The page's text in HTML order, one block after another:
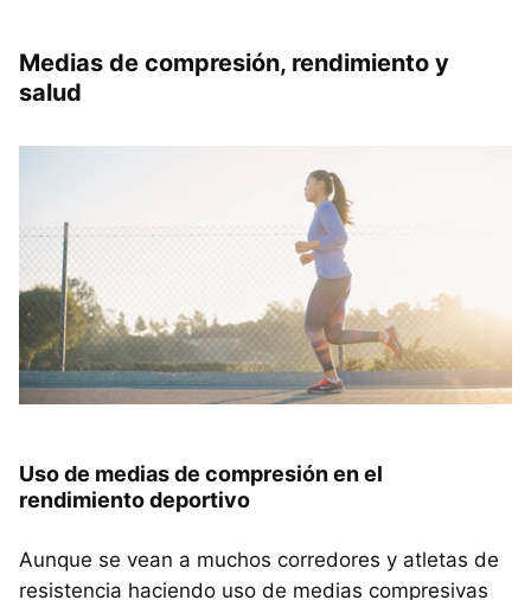
Medias de compresión, rendimiento y
salud
Uso de medias de compresión en el
rendimiento deportivo
Aunque se vean a muchos corredores y atletas de
resistencia haciendo uso de medias compresivas